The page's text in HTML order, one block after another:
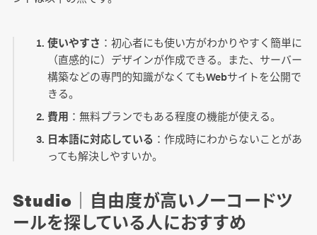
使いやすさ ：初心者にも使い方がわかりやすく簡単に
（直感的に）デザインが作成できる。また、サーバー
構築などの専門的知識がなくてもWebサイトを公開で
きる。
費用 ：無料プランでもある程度の機能が使える。
日本語に対応している ：作成時にわからないことがあ
っても解決しやすいか。
Studio｜自由度が高いノーコードツ
ールを探している人におすすめ